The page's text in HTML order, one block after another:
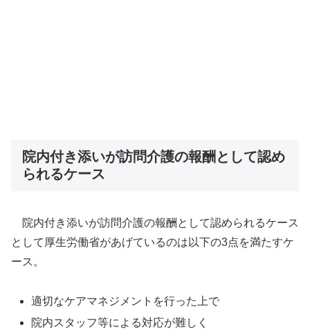
院内付き添いが訪問介護の報酬として認め
られるケース
院内付き添いが訪問介護の報酬として認められるケース
として厚生労働省があげているのは以下の3点を満たすケ
ース。
適切なケアマネジメントを行った上で
院内スタッフ等による対応が難しく